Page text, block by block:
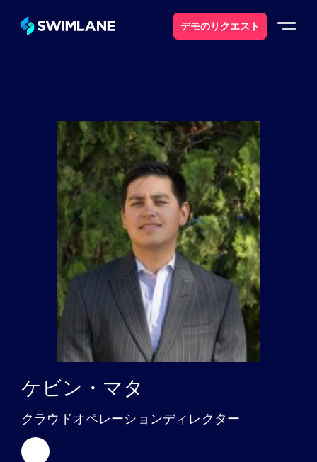
デモのリクエスト
ソリューション
製品紹介
サービス
リソース
について
パートナー
連絡先
サポート
ケビン・マタ
クラウドオペレーションディレクター